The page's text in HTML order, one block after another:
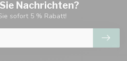
Nachrichten?
sofort 5 % Rabatt!